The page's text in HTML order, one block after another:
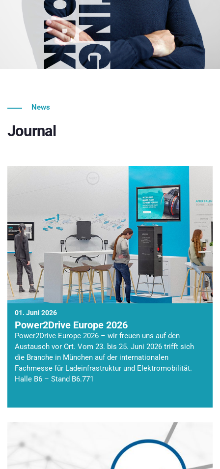
News
Journal
01. Juni 2026
Power2Drive Europe 2026
Power2Drive Europe 2026 – wir freuen uns auf den
Austausch vor Ort. Vom 23. bis 25. Juni 2026 trifft sich
die Branche in München auf der internationalen
Fachmesse für Ladeinfrastruktur und Elektromobilität.
Halle B6 – Stand B6.771